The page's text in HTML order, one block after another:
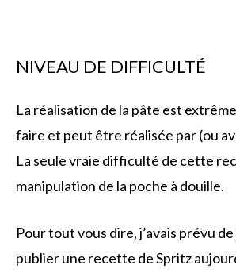
NIVEAU DE DIFFICULTÉ
La réalisation de la pâte est
faire et peut être réalisée par (ou
La seule vraie difficulté de cette
manipulation de la poche à douille.
Pour tout vous dire, j’avais prévu
publier une recette de Spritz